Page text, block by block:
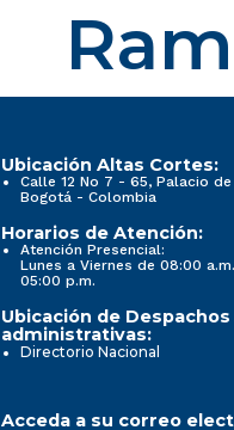
Ubicación Altas Cortes:
Calle 12 No 7 - 65, Palacio
Bogotá - Colombia
Horarios de Atención:
Atención Presencial:
Lunes a Viernes de 08:00
05:00 p.m.
Ubicación de
administrativas:
Directorio Nacional
Acceda a su correo